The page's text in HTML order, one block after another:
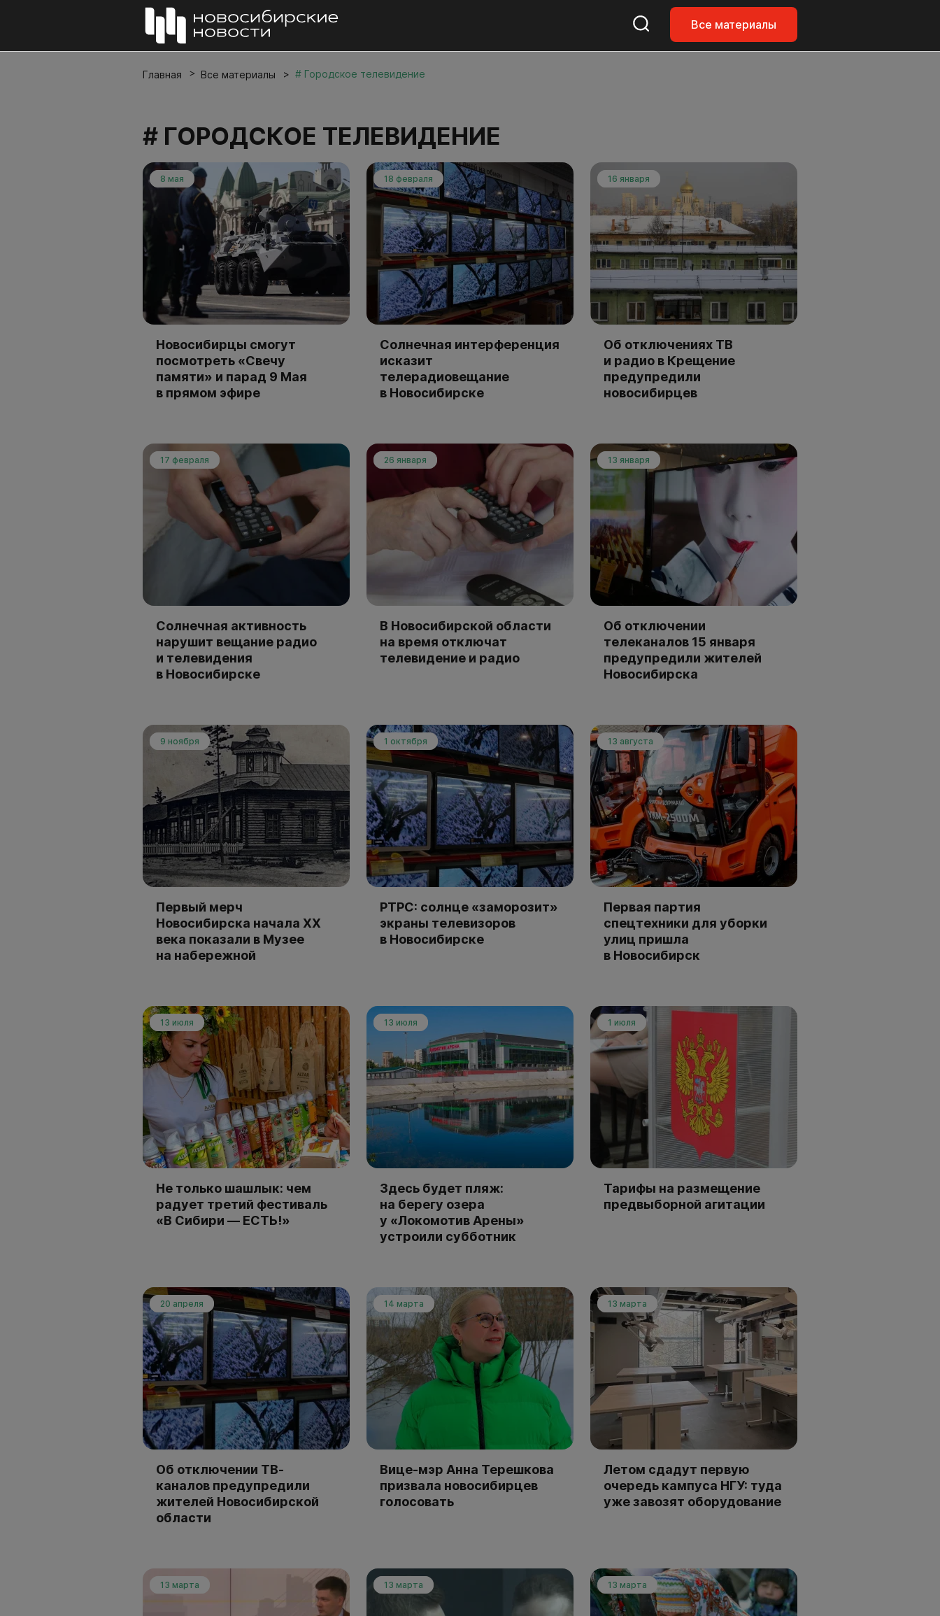
Все материалы
Главная Все материалы # Городское телевидение
# ГОРОДСКОЕ ТЕЛЕВИДЕНИЕ
8 мая
Новосибирцы смогут
посмотреть «Свечу
памяти» и парад 9 Мая
в прямом эфире
18 февраля
Солнечная интерференция
исказит
телерадиовещание
в Новосибирске
16 января
Об отключениях ТВ
и радио в Крещение
предупредили
новосибирцев
17 февраля
Солнечная активность
нарушит вещание радио
и телевидения
в Новосибирске
26 января
В Новосибирской области
на время отключат
телевидение и радио
13 января
Об отключении
телеканалов 15 января
предупредили жителей
Новосибирска
9 ноября
Первый мерч
Новосибирска начала XX
века показали в Музее
на набережной
1 октября
РТРС: солнце «заморозит»
экраны телевизоров
в Новосибирске
13 августа
Первая партия
спецтехники для уборки
улиц пришла
в Новосибирск
13 июля
Не только шашлык: чем
радует третий фестиваль
«В Сибири — ЕСТЬ!»
13 июля
Здесь будет пляж:
на берегу озера
у «Локомотив Арены»
устроили субботник
1 июля
Тарифы на размещение
предвыборной агитации
20 апреля
Об отключении ТВ-
каналов предупредили
жителей Новосибирской
области
14 марта
Вице-мэр Анна Терешкова
призвала новосибирцев
голосовать
13 марта
Летом сдадут первую
очередь кампуса НГУ: туда
уже завозят оборудование
13 марта 13 марта 13 марта